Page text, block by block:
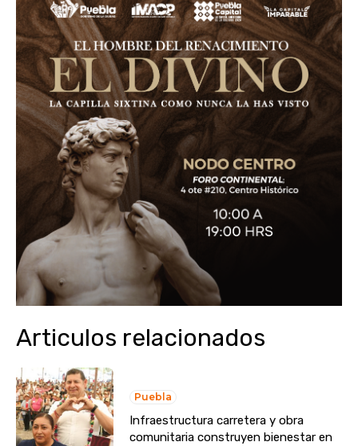
Articulos relacionados
Puebla
Infraestructura carretera y obra
comunitaria construyen bienestar en